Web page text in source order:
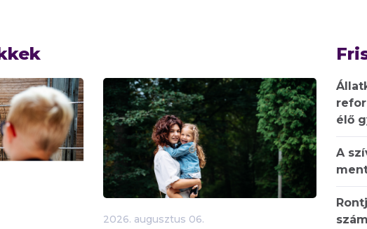
2026. augusztus 06.
élő
A